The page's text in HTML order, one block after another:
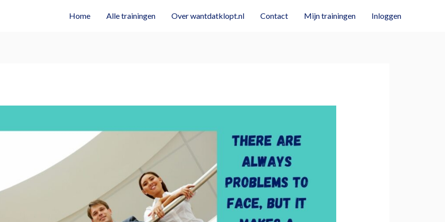
Home Alle trainingen Over wantdatklopt.nl Contact Mijn trainingen Inloggen